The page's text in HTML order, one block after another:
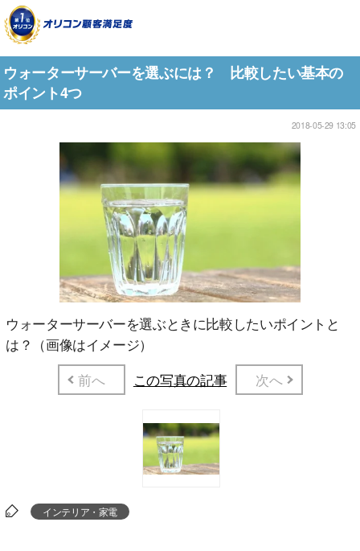
ウォーターサーバーを選ぶには？ 比較したい基本の
ポイント4つ
2018-05-29 13:05
ウォーターサーバーを選ぶときに比較したいポイントと
は？（画像はイメージ）
前へ
この写真の記事 次へ
インテリア・家電